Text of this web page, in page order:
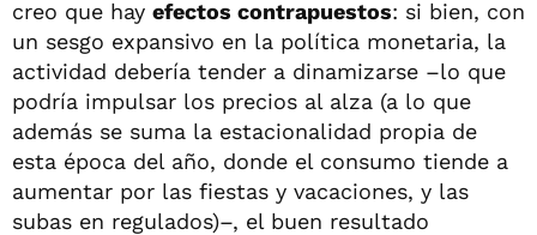
creo que hay efectos contrapuestos: si bien, con
un sesgo expansivo en la política monetaria, la
actividad debería tender a dinamizarse –lo que
podría impulsar los precios al alza (a lo que
además se suma la estacionalidad propia de
esta época del año, donde el consumo tiende a
aumentar por las fiestas y vacaciones, y las
subas en regulados)–, el buen resultado